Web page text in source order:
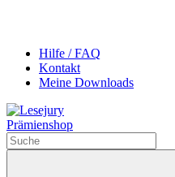
Hilfe / FAQ
Kontakt
Meine Downloads
Prämienshop